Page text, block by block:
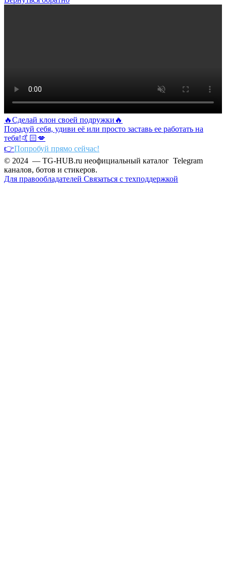
🔥Сделай клон своей подружки🔥
Порадуй себя, удиви её или просто заставь ее работать на
тебя!🤙🏻💋
👉Попробуй прямо сейчас!
© 2024 — TG-HUB.ru неофициальный каталог Telegram
каналов, ботов и стикеров.
Для правообладателей Связаться с техподдержкой